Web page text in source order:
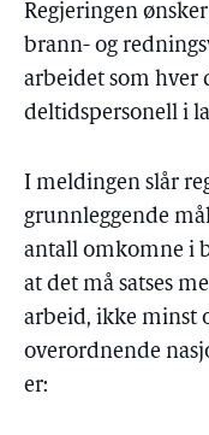
Regjeringen
brann- og
arbeidet som hver
deltidspersonell i
I meldingen slår
grunnleggende
antall omkomne i
at det må satses
arbeid, ikke minst
overordnende
er: